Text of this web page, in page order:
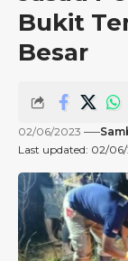
Bukit
Besar
Last updated: 02/
02/06/2023